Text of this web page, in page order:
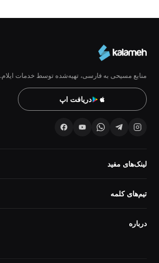
منابع مسیحی به فارسی، تهیه‌شده توسط خدمات ایلام.
دریافت اپ
لینک‌های مفید
تیم‌های کلمه
درباره